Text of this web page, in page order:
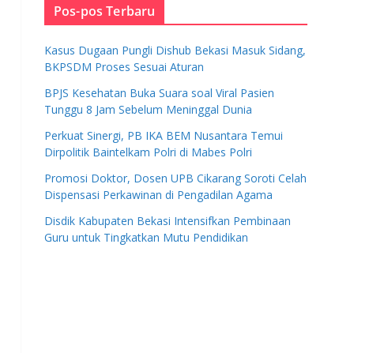
Pos-pos Terbaru
Kasus Dugaan Pungli Dishub Bekasi Masuk Sidang,
BKPSDM Proses Sesuai Aturan
BPJS Kesehatan Buka Suara soal Viral Pasien
Tunggu 8 Jam Sebelum Meninggal Dunia
Perkuat Sinergi, PB IKA BEM Nusantara Temui
Dirpolitik Baintelkam Polri di Mabes Polri
Promosi Doktor, Dosen UPB Cikarang Soroti Celah
Dispensasi Perkawinan di Pengadilan Agama
Disdik Kabupaten Bekasi Intensifkan Pembinaan
Guru untuk Tingkatkan Mutu Pendidikan